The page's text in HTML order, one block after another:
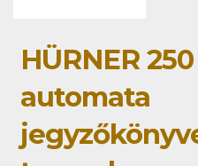
HÜRNER
automata